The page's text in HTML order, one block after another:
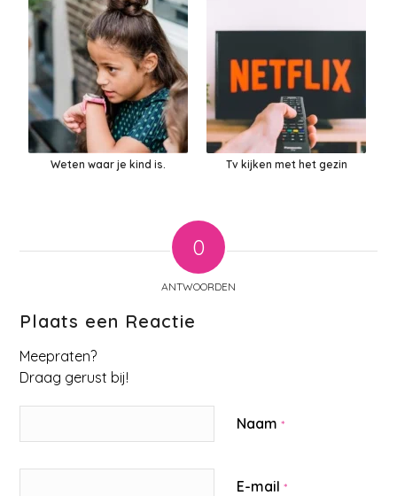
Weten waar je kind is. Tv kijken met het gezin
0
ANTWOORDEN
Plaats een Reactie
Meepraten?
Draag gerust bij!
Naam*
E-mail*